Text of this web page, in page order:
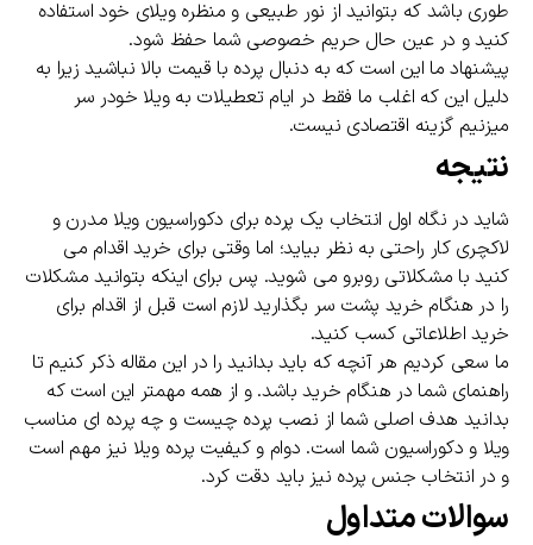
طوری باشد که بتوانید از نور طبیعی و منظره ویلای خود استفاده
کنید و در عین حال حریم خصوصی شما حفظ شود.
پیشنهاد ما این است که به دنبال پرده با قیمت بالا نباشید زیرا به
دلیل این که اغلب ما فقط در ایام تعطیلات به ویلا خودر سر
میزنیم گزینه اقتصادی نیست.
نتیجه
شاید در نگاه اول انتخاب یک پرده برای دکوراسیون ویلا مدرن و
لاکچری کار راحتی به نظر بیاید؛ اما وقتی برای خرید اقدام می
کنید با مشکلاتی روبرو می شوید. پس برای اینکه بتوانید مشکلات
را در هنگام خرید پشت سر بگذارید لازم است قبل از اقدام برای
خرید اطلاعاتی کسب کنید.
ما سعی کردیم هر آنچه که باید بدانید را در این مقاله ذکر کنیم تا
راهنمای شما در هنگام خرید باشد. و از همه مهمتر این است که
بدانید هدف اصلی شما از نصب پرده چیست و چه پرده ای مناسب
ویلا و دکوراسیون شما است. دوام و کیفیت پرده ویلا نیز مهم است
و در انتخاب جنس پرده نیز باید دقت کرد.
سوالات متداول